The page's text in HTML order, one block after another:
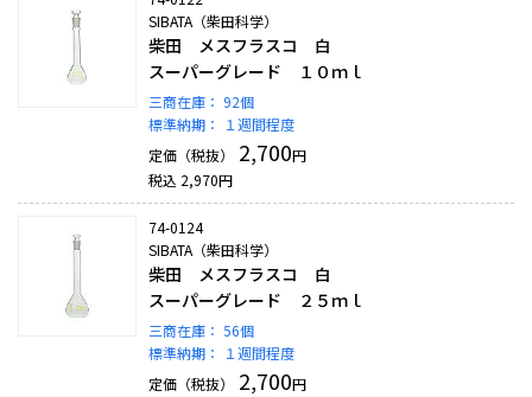
SIBATA（柴田科学）
柴田 メスフラスコ 白
スーパーグレード １０ｍｌ
三商在庫： 92個
標準納期：
１週間程度
定価（税抜）
2,700円
税込 2,970円
74-0124
SIBATA（柴田科学）
柴田 メスフラスコ 白
スーパーグレード ２５ｍｌ
三商在庫： 56個
標準納期：
１週間程度
定価（税抜）
2,700円